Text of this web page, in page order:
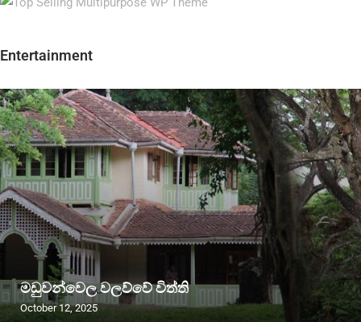
Entertainment
මඩුවන්වෙල වලව්වේ විත්ති
October 12, 2025